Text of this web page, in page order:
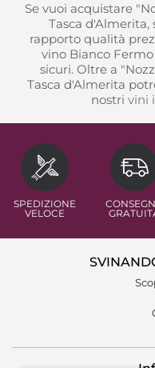
Se vuoi acquistare
Tasca
rapporto qualità
vino Bianco
sicuri. Oltre a
Tasca d'Almerita
nostri vini
SPEDIZIONE
VELOCE